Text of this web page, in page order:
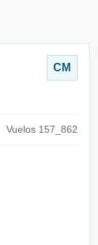
CM
Vuelos 157_862